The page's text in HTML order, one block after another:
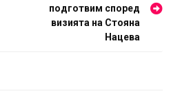
подготвим според
визията на Стояна
Нацева